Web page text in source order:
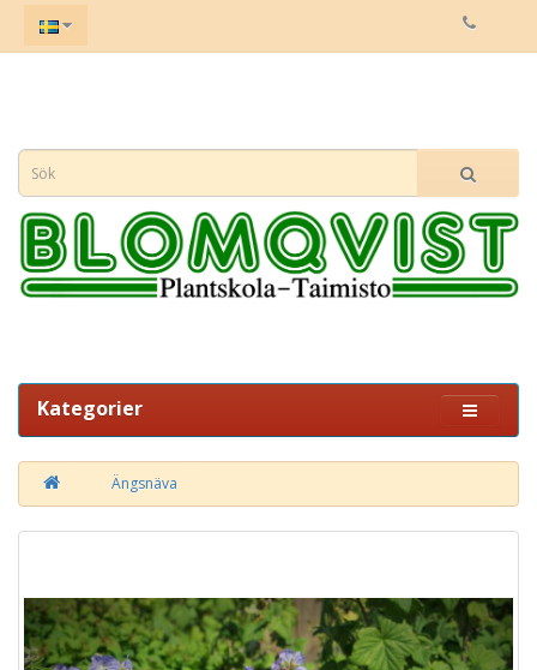
Kategorier
Ängsnäva